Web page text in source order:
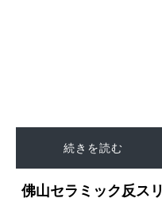
続きを読む
佛山セラミック反スリ